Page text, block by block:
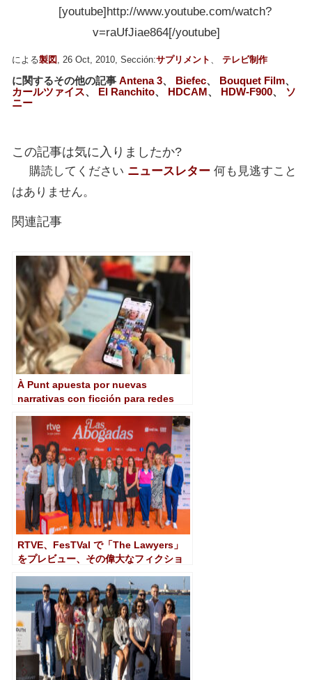
[youtube]http://www.youtube.com/watch?
v=raUfJiae864[/youtube]
による製図 , 26 Oct, 2010, Sección:サプリメント テレビ制作
に関するその他の記事 Antena 3、 Biefec、 Bouquet Film、
カールツァイス、 El Ranchito、 HDCAM、 HDW-F900、 ソ
ニー
この記事は気に入りましたか?
購読してください ニュースレター 何も見逃すこと
はありません。
関連記事
À Punt apuesta por nuevas
narrativas con ficción para redes
RTVE、FesTVal で「The Lawyers」
をプレビュー、その偉大なフィクショ